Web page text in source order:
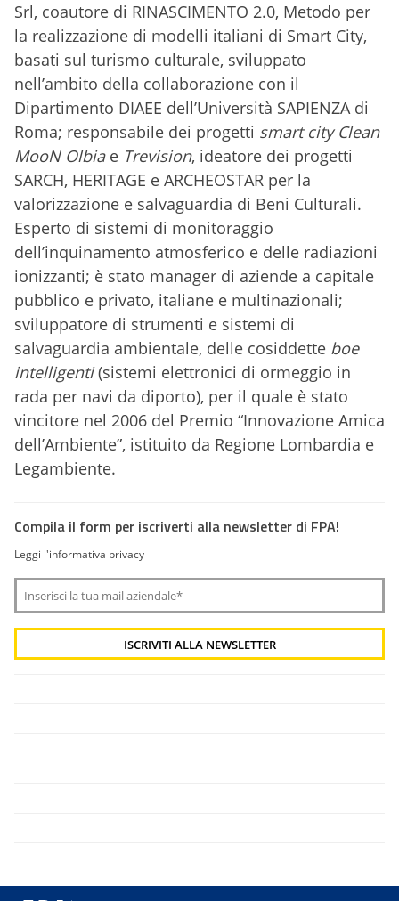
Srl, coautore di RINASCIMENTO 2.0, Metodo per
la realizzazione di modelli italiani di Smart City,
basati sul turismo culturale, sviluppato
nell’ambito della collaborazione con il
Dipartimento DIAEE dell’Università SAPIENZA di
Roma; responsabile dei progetti smart city Clean
MooN Olbia e Trevision, ideatore dei progetti
SARCH, HERITAGE e ARCHEOSTAR per la
valorizzazione e salvaguardia di Beni Culturali.
Esperto di sistemi di monitoraggio
dell’inquinamento atmosferico e delle radiazioni
ionizzanti; è stato manager di aziende a capitale
pubblico e privato, italiane e multinazionali;
sviluppatore di strumenti e sistemi di
salvaguardia ambientale, delle cosiddette boe
intelligenti(sistemi elettronici di ormeggio in
rada per navi da diporto), per il quale è stato
vincitore nel 2006 del Premio “Innovazione Amica
dell’Ambiente”, istituito da Regione Lombardia e
Legambiente.
Compila il form per iscriverti alla newsletter di FPA!
Leggi l'informativa privacy